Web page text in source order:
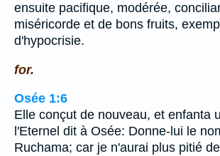
ensuite pacifique, modérée,
miséricorde et de bons fruits,
d'hypocrisie.
for.
Osée 1:6
Elle conçut de nouveau, et enfanta
l'Eternel dit à Osée: Donne-lui le
Ruchama; car je n'aurai plus pitié